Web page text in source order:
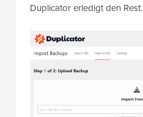
Duplicator erledigt den Rest.